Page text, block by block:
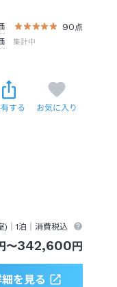
する お気に入り
90点
集計中
)｜1泊 ｜消費税込
〜342,600円
を見る